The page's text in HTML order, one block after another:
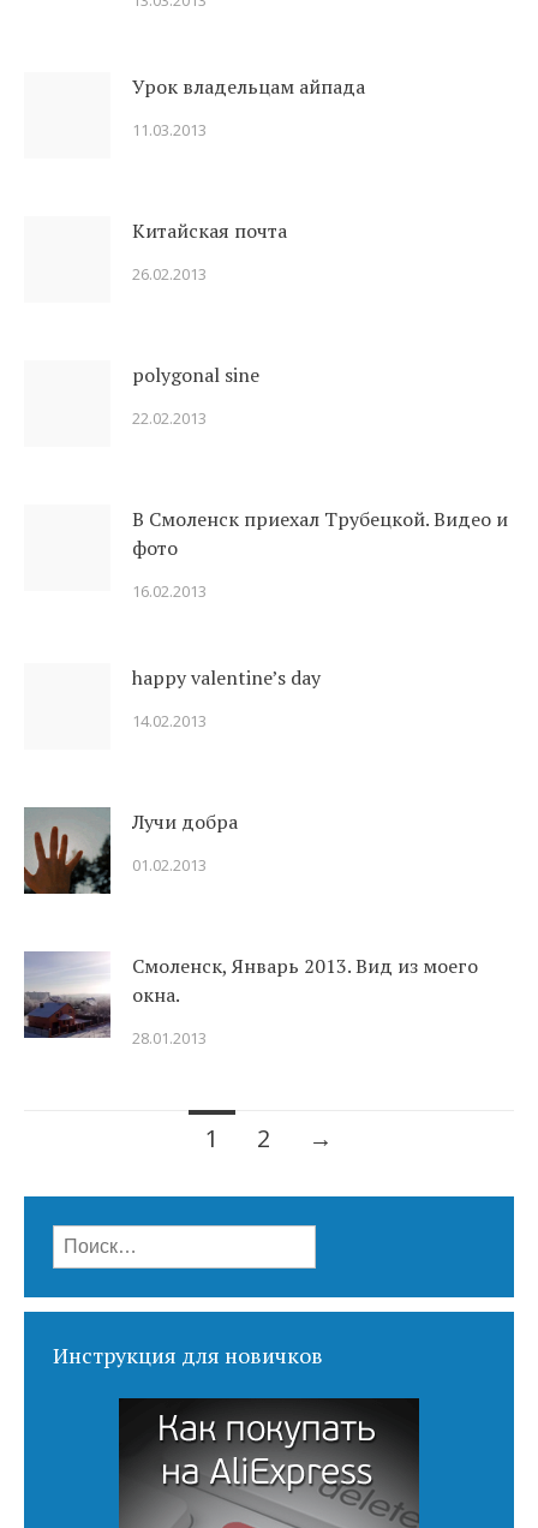
Урок владельцам айпада
11.03.2013
Китайская почта
26.02.2013
polygonal sine
22.02.2013
В Смоленск приехал Трубецкой. Видео и
фото
16.02.2013
happy valentine’s day
14.02.2013
Лучи добра
01.02.2013
Смоленск, Январь 2013. Вид из моего
окна.
28.01.2013
записям
1 2 →
Найти:
Инструкция для новичков